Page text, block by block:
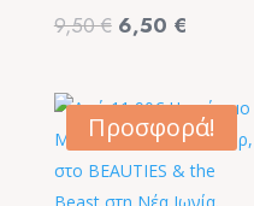
9,50€ Original
9,50 €.
6,50 €
είναι:
6,50 €.
Προσφορά!